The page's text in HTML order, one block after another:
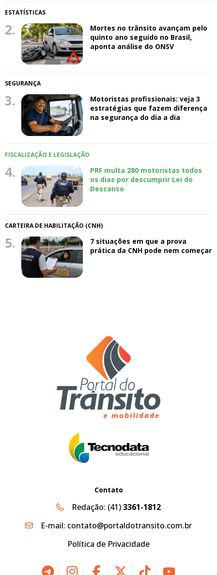
ESTATÍSTICAS
2.
Mortes no trânsito avançam pelo
quinto ano seguido no Brasil,
aponta análise do ONSV
SEGURANÇA
3.
Motoristas profissionais: veja 3
estratégias que fazem diferença
na segurança do dia a dia
FISCALIZAÇÃO E LEGISLAÇÃO
4.
PRF multa 280 motoristas todos
os dias por descumprir Lei do
Descanso
CARTEIRA DE HABILITAÇÃO (CNH)
5.
7 situações em que a prova
prática da CNH pode nem começar
Contato
Redação: (41)3361-1812
E-mail: contato@portaldotransito.com.br
Política de Privacidade